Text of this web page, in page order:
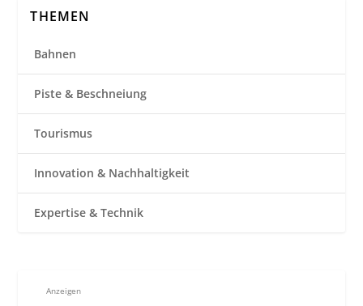
THEMEN
Bahnen
Piste & Beschneiung
Tourismus
Innovation & Nachhaltigkeit
Expertise & Technik
Anzeigen